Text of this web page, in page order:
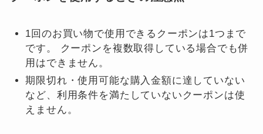
1回のお買い物で使用できるクーポンは1つまで
です。 クーポンを複数取得している場合でも併
用はできません。
期限切れ・使用可能な購入金額に達していない
など、利用条件を満たしていないクーポンは使
えません。